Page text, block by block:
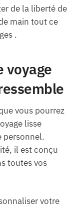
de la liberté de
main tout ce
.
voyage
vous pourrez
lisse
personnel.
il est conçu
toutes vos
votre